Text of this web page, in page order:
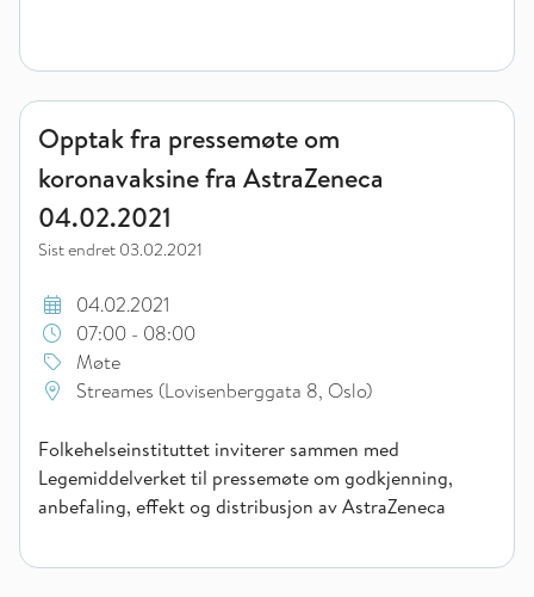
Opptak fra pressemøte om koronavaksine fra AstraZeneca
Opptak fra pressemøte om
koronavaksine fra AstraZeneca
04.02.2021
Sist endret 03.02.2021
04.02.2021
07:00 - 08:00
Møte
Streames (Lovisenberggata 8, Oslo)
Folkehelseinstituttet inviterer sammen med
Legemiddelverket til pressemøte om godkjenning,
anbefaling, effekt og distribusjon av AstraZeneca